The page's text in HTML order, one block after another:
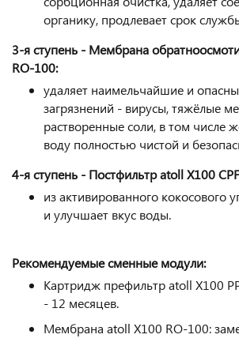
органику, продлевает срок
3-я ступень - Мембрана
RO-100:
удаляет наимельчайшие и
загрязнений - вирусы, тяжёлые
растворенные соли, в том числе
воду полностью чистой и
4-я ступень - Постфильтр atoll X100
из активированного кокосового
и улучшает вкус воды.
Рекомендуемые сменные модули:
Картридж префильтрatoll X100
- 12 месяцев.
Мембрана atoll X100 RO-100: